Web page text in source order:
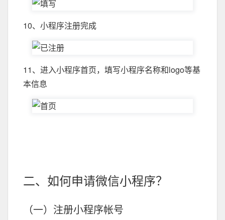
10、小程序注册完成
11、进入小程序首页，填写小程序名称和logo等基
本信息
二、如何申请微信小程序？
（一）注册小程序帐号